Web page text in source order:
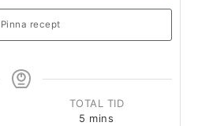
Pinna recept
TOTAL TID
5 mins